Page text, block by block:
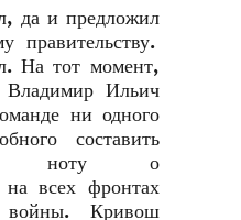
да и предложил
правительству.
На тот момент,
Ильич
ни одного
составить
ноту о
всех фронтах
Кривош